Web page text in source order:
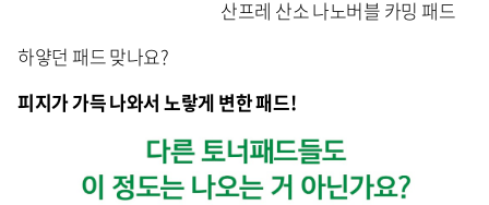
산프레 산소 나노버블 카밍 패드
하얗던 패드 맞나요?
피지가 가득 나와서 노랗게 변한 패드!